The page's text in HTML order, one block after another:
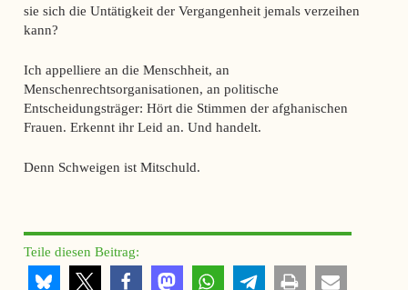
sie sich die Untätigkeit der Vergangenheit jemals verzeihen
kann?
Ich appelliere an die Menschheit, an
Menschenrechtsorganisationen, an politische
Entscheidungsträger: Hört die Stimmen der afghanischen
Frauen. Erkennt ihr Leid an. Und handelt.
Denn Schweigen ist Mitschuld.
Teile diesen Beitrag: